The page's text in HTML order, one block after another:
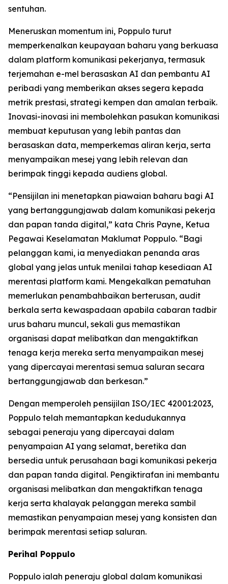
sentuhan.
Meneruskan momentum ini, Poppulo turut
memperkenalkan keupayaan baharu yang berkuasa
dalam platform komunikasi pekerjanya, termasuk
terjemahan e-mel berasaskan AI dan pembantu AI
peribadi yang memberikan akses segera kepada
metrik prestasi, strategi kempen dan amalan terbaik.
Inovasi-inovasi ini membolehkan pasukan komunikasi
membuat keputusan yang lebih pantas dan
berasaskan data, memperkemas aliran kerja, serta
menyampaikan mesej yang lebih relevan dan
berimpak tinggi kepada audiens global.
“Pensijilan ini menetapkan piawaian baharu bagi AI
yang bertanggungjawab dalam komunikasi pekerja
dan papan tanda digital,” kata Chris Payne, Ketua
Pegawai Keselamatan Maklumat Poppulo. “Bagi
pelanggan kami, ia menyediakan penanda aras
global yang jelas untuk menilai tahap kesediaan AI
merentasi platform kami. Mengekalkan pematuhan
memerlukan penambahbaikan berterusan, audit
berkala serta kewaspadaan apabila cabaran tadbir
urus baharu muncul, sekali gus memastikan
organisasi dapat melibatkan dan mengaktifkan
tenaga kerja mereka serta menyampaikan mesej
yang dipercayai merentasi semua saluran secara
bertanggungjawab dan berkesan.”
Dengan memperoleh pensijilan ISO/IEC 42001:2023,
Poppulo telah memantapkan kedudukannya
sebagai peneraju yang dipercayai dalam
penyampaian AI yang selamat, beretika dan
bersedia untuk perusahaan bagi komunikasi pekerja
dan papan tanda digital. Pengiktirafan ini membantu
organisasi melibatkan dan mengaktifkan tenaga
kerja serta khalayak pelanggan mereka sambil
memastikan penyampaian mesej yang konsisten dan
berimpak merentasi setiap saluran.
Perihal Poppulo
Poppulo ialah peneraju global dalam komunikasi